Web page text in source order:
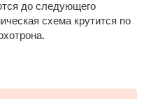
до следующего
схема крутится по